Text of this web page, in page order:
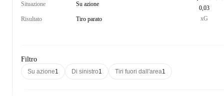
Situazione Su azione
Risultato Tiro parato
0,03
xG
Filtro
Su azione1 Di sinistro1 Tiri fuori dall'area1